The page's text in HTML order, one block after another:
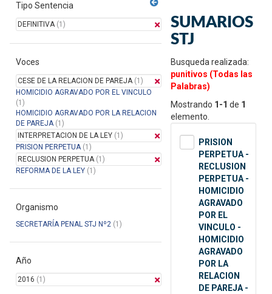
Sumarios del STJ
Manual del Usuario
Tipo Sentencia
DEFINITIVA(1)
Voces
CESE DE LA RELACION DE PAREJA(1)
HOMICIDIO AGRAVADO POR EL VINCULO
(1)
HOMICIDIO AGRAVADO POR LA RELACION
DE PAREJA(1)
INTERPRETACION DE LA LEY (1)
PRISION PERPETUA(1)
RECLUSION PERPETUA(1)
REFORMA DE LA LEY (1)
Organismo
SECRETARÍA PENAL STJ Nº2 (1)
Año
2016 (1)
SUMARIOS
STJ
Busqueda realizada:
punitivos (Todas las
Palabras)
Mostrando 1-1 de 1
elemento.
PRISION
PERPETUA -
RECLUSION
PERPETUA -
HOMICIDIO
AGRAVADO
POR EL
VINCULO -
HOMICIDIO
AGRAVADO
POR LA
RELACION
DE PAREJA -